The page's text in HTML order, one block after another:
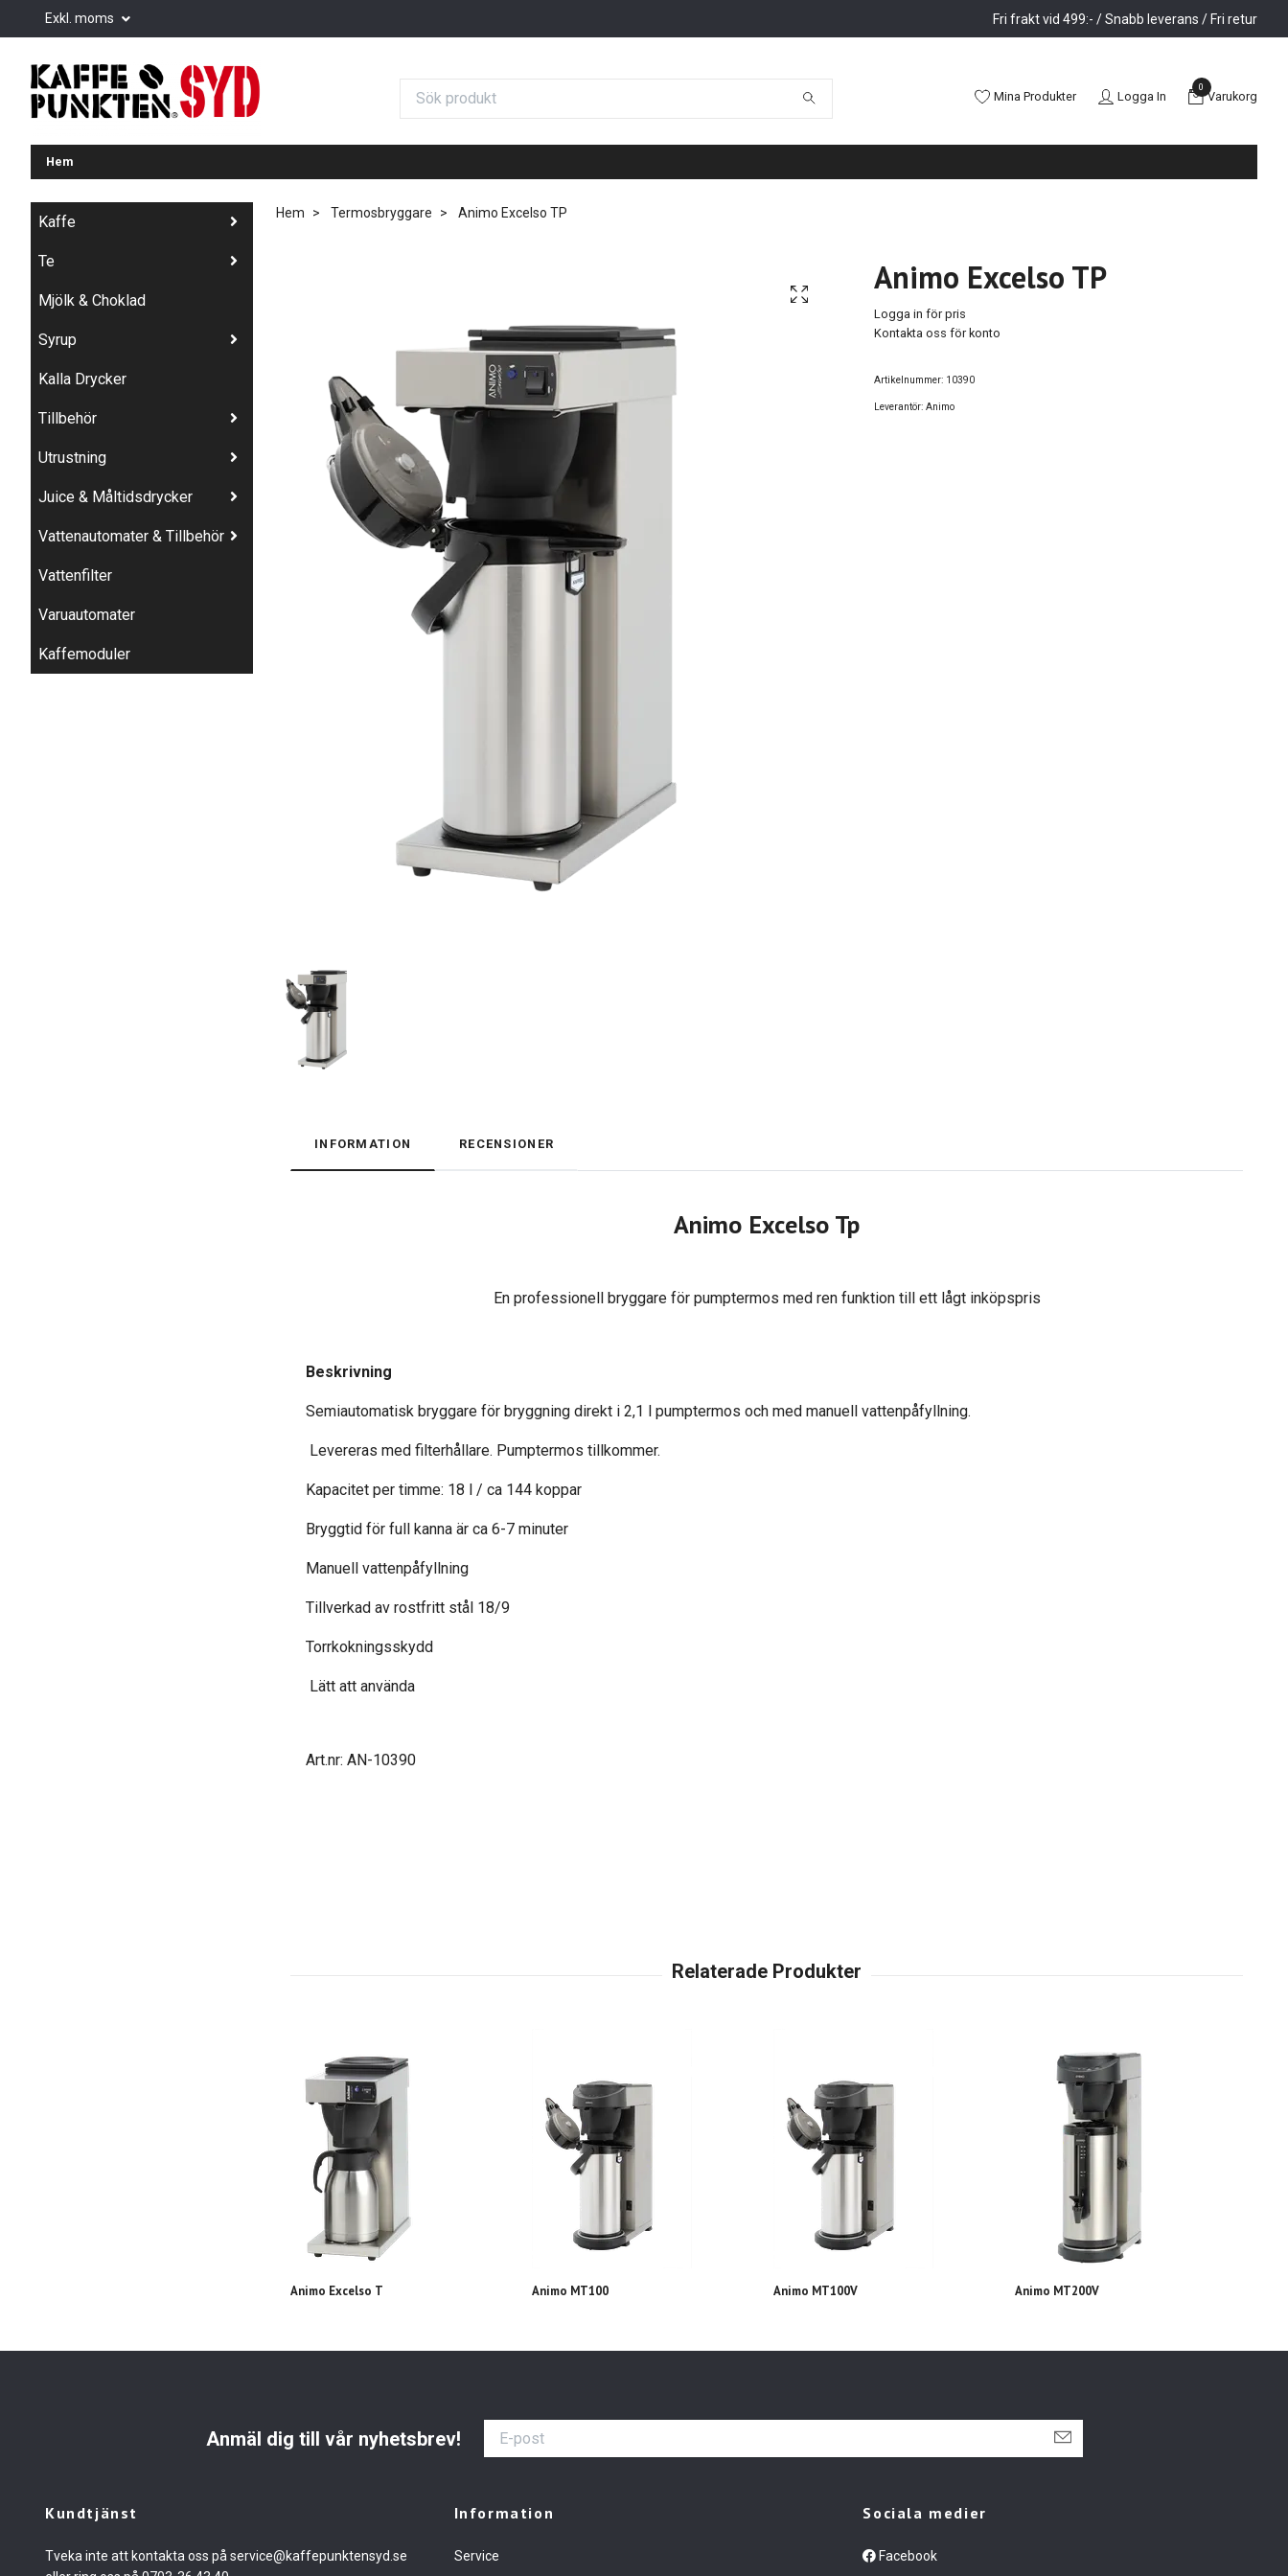
Exkl. moms Fri frakt vid 499:- / Snabb leverans / Fri retur
Mina Produkter Logga In
0
Varukorg
Hem
Kaffe
Te
Mjölk & Choklad
Syrup
Kalla Drycker
Tillbehör
Utrustning
Juice & Måltidsdrycker
Vattenautomater & Tillbehör
Vattenfilter
Varuautomater
Kaffemoduler
Hem Termosbryggare Animo Excelso TP
Animo Excelso TP
Logga in för pris
Kontakta oss för konto
Artikelnummer: 10390
Leverantör: Animo
INFORMATION RECENSIONER
Animo Excelso Tp
En professionell bryggare för pumptermos med ren funktion till ett lågt inköpspris
Beskrivning
Semiautomatisk bryggare för bryggning direkt i 2,1 l pumptermos och med manuell vattenpåfyllning.
Levereras med filterhållare. Pumptermos tillkommer.
Kapacitet per timme: 18 l / ca 144 koppar
Bryggtid för full kanna är ca 6-7 minuter
Manuell vattenpåfyllning
Tillverkad av rostfritt stål 18/9
Torrkokningsskydd
Lätt att använda
Art.nr: AN-10390
Animo Excelso T Animo MT100 Animo MT100V Animo MT200V
Anmäl dig till vår nyhetsbrev!
Kundtjänst
Tveka inte att kontakta oss påservice@kaffepunktensyd.se
Information
Service
Sociala medier
Facebook